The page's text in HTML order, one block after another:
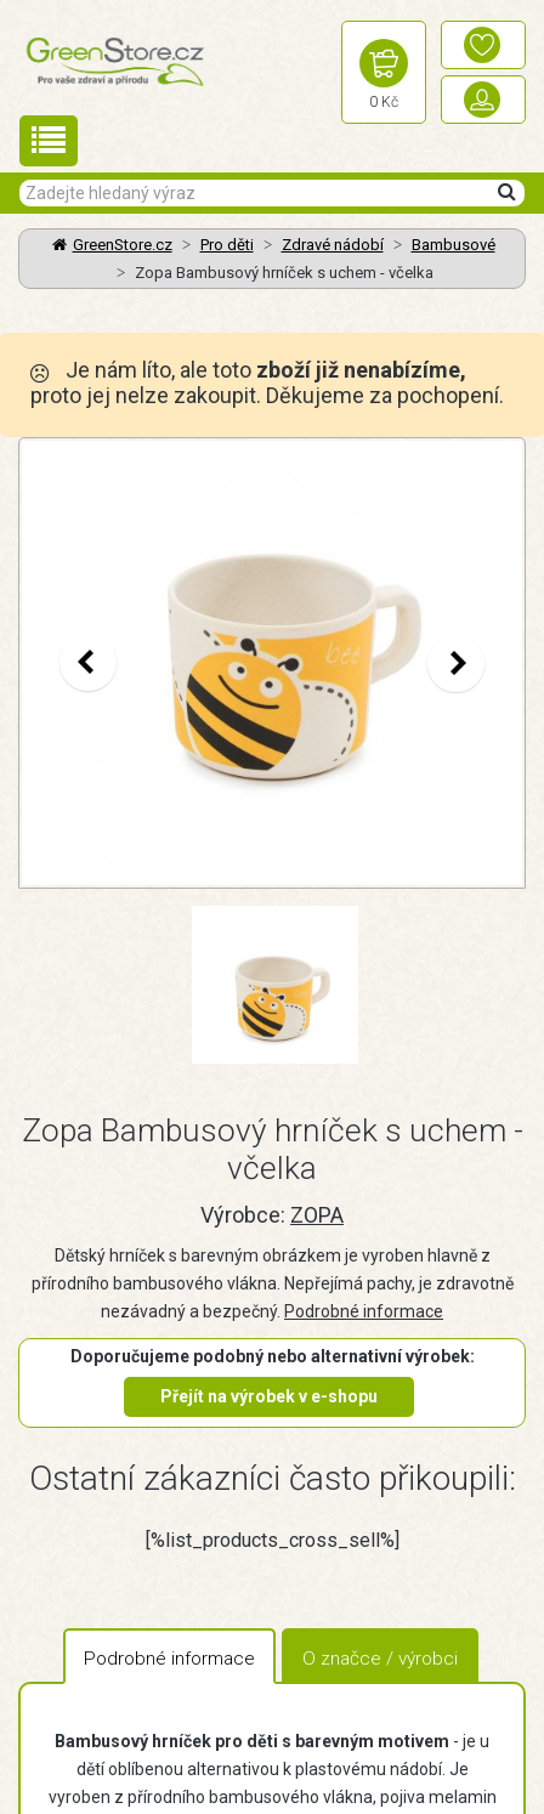
0 Kč
GreenStore.cz Pro děti Zdravé nádobí
Bambusové
Zopa Bambusový hrníček s uchem - včelka
Je nám líto, ale toto zboží již nenabízíme,
proto jej nelze zakoupit. Děkujeme za pochopení.
Zopa Bambusový hrníček s uchem -
včelka
Výrobce: ZOPA
Dětský hrníček s barevným obrázkem je vyroben hlavně z
přírodního bambusového vlákna. Nepřejímá pachy, je zdravotně
nezávadný a bezpečný. Podrobné informace
Doporučujeme podobný nebo alternativní výrobek:
Přejít na výrobek v e-shopu
Ostatní zákazníci často přikoupili:
[%list_products_cross_sell%]
Podrobné informace O značce / výrobci
Bambusový hrníček pro děti s barevným motivem - je u
dětí oblíbenou alternativou k plastovému nádobí. Je
vyroben z přírodního bambusového vlákna, pojiva melamin